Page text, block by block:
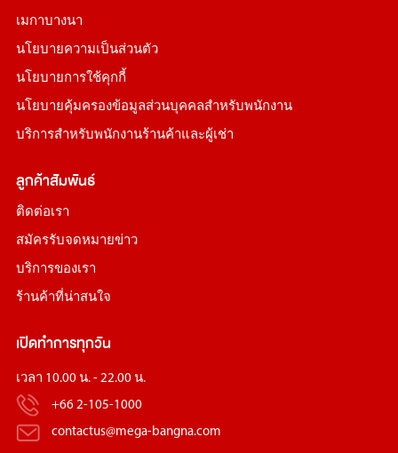
เมกาบางนา
นโยบายความเป็นส่วนตัว
นโยบายการใช้คุกกี้
นโยบายคุ้มครองข้อมูลส่วนบุคคลสำหรับพนักงาน
บริการสำหรับพนักงานร้านค้าและผู้เช่า
ลูกค้าสัมพันธ์
ติดต่อเรา
สมัครรับจดหมายข่าว
บริการของเรา
ร้านค้าที่น่าสนใจ
เปิดทำการทุกวัน
เวลา 10.00 น. - 22.00 น.
+66 2-105-1000
contactus@mega-bangna.com